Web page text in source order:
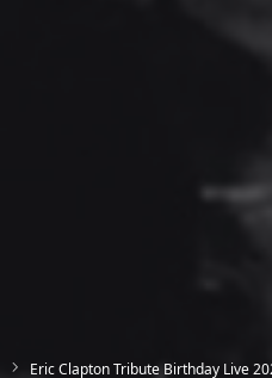
Eric Clapton Tribute Birthday Live